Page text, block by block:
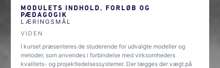
MODULETS INDHOLD, FORLØB OG
PÆDAGOGIK
LÆRINGSMÅL
VIDEN
I kurset præsenteres de studerende for udvalgte modeller og
metoder, som anvendes i forbindelse med virksomheders
kvalitets- og projektledelsessystemer. Der lægges der vægt på